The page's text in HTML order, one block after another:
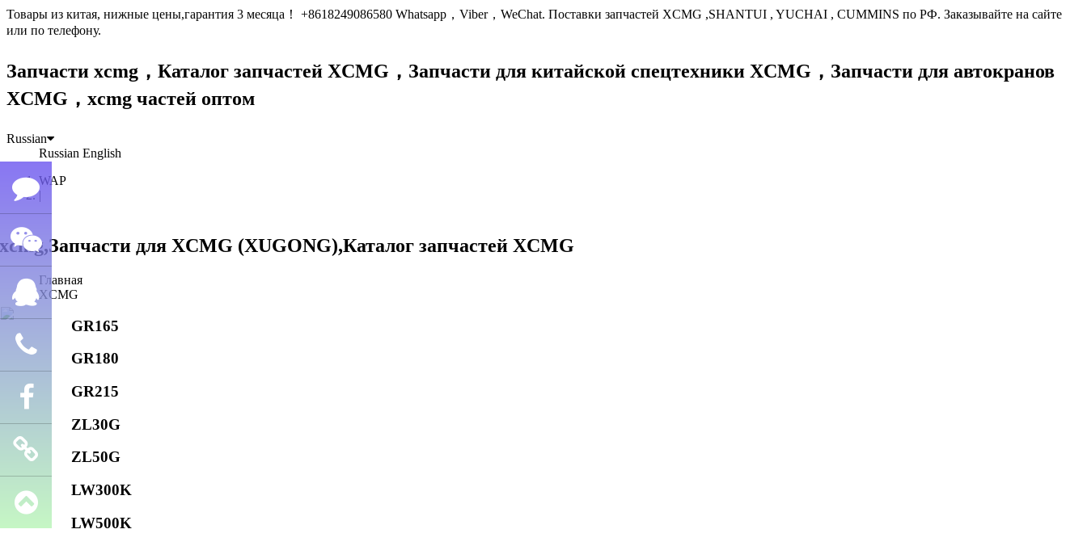
Товары из китая, нижные цены,гарантия 3 месяца！ +8618249086580 Whatsapp，Viber，WeChat. Поставки запчастей XCMG ,SHANTUI , YUCHAI , CUMMINS по РФ. Заказывайте на сайте
или по телефону.
Запчасти xcmg，Каталог запчастей XCMG， Запчасти для китайской спецтехники XCMG， Запчасти для автокранов
XCMG，xcmg частей оптом
Russian
Russian English
WAP
|
Главная
XCMG
GR165
GR180
GR215
ZL30G
ZL50G
LW300K
LW500K
Семён
лю
WeChat
QQ
Телефон
Facebook
Запчасти